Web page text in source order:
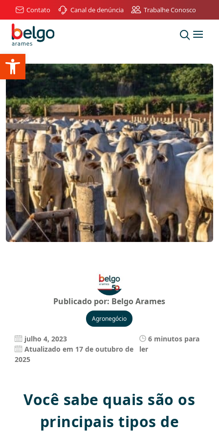
Abrir a barra de ferramentas
Contato Canal de denúncia Trabalhe Conosco
Publicado por: Belgo Arames
Agronegócio
julho 4, 2023
Atualizado em 17 de outubro de
2025
6 minutos para
ler
Você sabe quais são os
principais tipos de